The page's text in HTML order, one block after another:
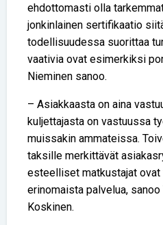
ehdottomasti olla
jonkinlainen sertifikaatio
todellisuudessa suorittaa
vaativia ovat esimerkiksi
Nieminen sanoo.
– Asiakkaasta on aina
kuljettajasta on vastuussa
muissakin ammateissa.
taksille merkittävät
esteelliset matkustajat ovat
erinomaista palvelua,
Koskinen.